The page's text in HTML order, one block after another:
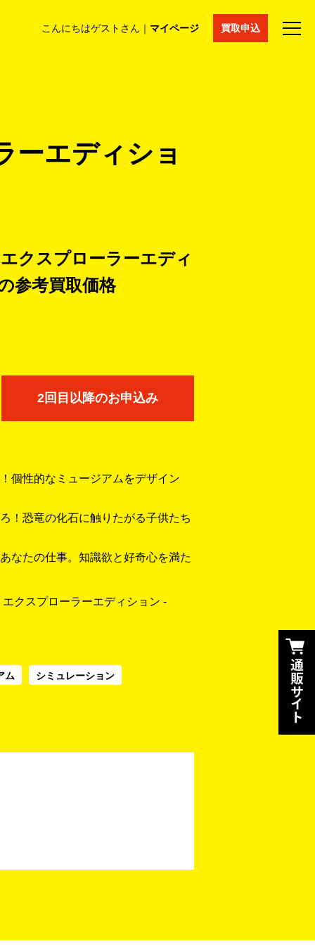
こんにちはゲストさん｜ マイページ 買取申込
コラム マイページ 採用情報 通販サイト
ーエディショ
クスプローラーエディ
参考買取価格
2回目以降のお申込み
個性的なミュージアムをデザイン
！恐竜の化石に触りたがる子供たち
なたの仕事。知識欲と好奇心を満た
クスプローラーエディション -
ム シミュレーション